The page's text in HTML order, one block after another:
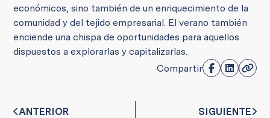
económicos, sino también de un enriquecimiento de la
comunidad y del tejido empresarial. El verano también
enciende una chispa de oportunidades para aquellos
dispuestos a explorarlas y capitalizarlas.
Compartir
ANTERIOR SIGUIENTE